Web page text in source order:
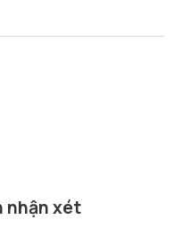
nhận xét